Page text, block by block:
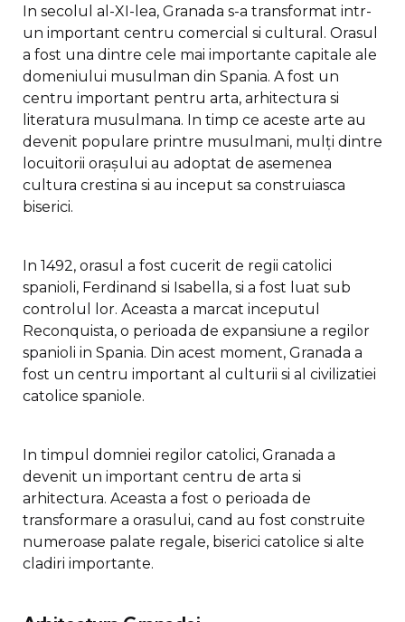
In secolul al-XI-lea, Granada s-a transformat intr-
un important centru comercial si cultural. Orasul
a fost una dintre cele mai importante capitale ale
domeniului musulman din Spania. A fost un
centru important pentru arta, arhitectura si
literatura musulmana. In timp ce aceste arte au
devenit populare printre musulmani, mulți dintre
locuitorii orașului au adoptat de asemenea
cultura crestina si au inceput sa construiasca
biserici.
In 1492, orasul a fost cucerit de regii catolici
spanioli, Ferdinand si Isabella, si a fost luat sub
controlul lor. Aceasta a marcat inceputul
Reconquista, o perioada de expansiune a regilor
spanioli in Spania. Din acest moment, Granada a
fost un centru important al culturii si al civilizatiei
catolice spaniole.
In timpul domniei regilor catolici, Granada a
devenit un important centru de arta si
arhitectura. Aceasta a fost o perioada de
transformare a orasului, cand au fost construite
numeroase palate regale, biserici catolice si alte
cladiri importante.